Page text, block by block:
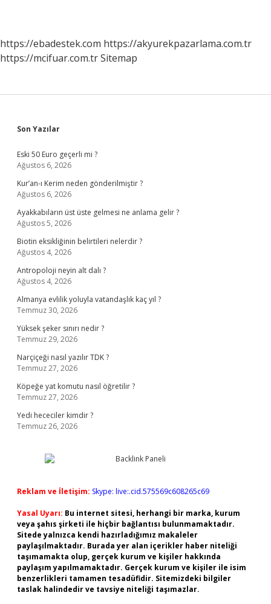
https://ebadestek.com https://akyurekpazarlama.com.tr
https://mcifuar.com.trSitemap
Sidebar
Son Yazılar
Eski 50 Euro geçerli mi ?
Ağustos 6, 2026
Kur’an-ı Kerim neden gönderilmiştir ?
Ağustos 6, 2026
Ayakkabıların üst üste gelmesi ne anlama gelir ?
Ağustos 5, 2026
Biotin eksikliğinin belirtileri nelerdir ?
Ağustos 4, 2026
Antropoloji neyin alt dalı ?
Ağustos 4, 2026
Almanya evlilik yoluyla vatandaşlık kaç yıl ?
Temmuz 30, 2026
Yüksek şeker sınırı nedir ?
Temmuz 29, 2026
Narçiçeği nasıl yazılır TDK ?
Temmuz 27, 2026
Köpeğe yat komutu nasıl öğretilir ?
Temmuz 27, 2026
Yedi hececiler kimdir ?
Temmuz 26, 2026
Reklam ve İletişim: Skype: live:.cid.575569c608265c69
Yasal Uyarı: Bu internet sitesi, herhangi bir marka, kurum
veya şahıs şirketi ile hiçbir bağlantısı bulunmamaktadır.
Sitede yalnızca kendi hazırladığımız makaleler
paylaşılmaktadır. Burada yer alan içerikler haber niteliği
taşımamakta olup, gerçek kurum ve kişiler hakkında
paylaşım yapılmamaktadır. Gerçek kurum ve kişiler ile isim
benzerlikleri tamamen tesadüfidir. Sitemizdeki bilgiler
taslak halindedir ve tavsiye niteliği taşımazlar.